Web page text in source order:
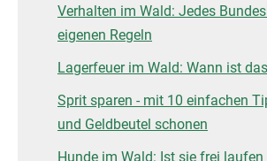
Verhalten im Wald: Jedes
eigenen Regeln
Lagerfeuer im Wald: Wann ist
Sprit sparen - mit 10 einfachen
und Geldbeutel schonen
Hunde im Wald: Ist sie frei laufen